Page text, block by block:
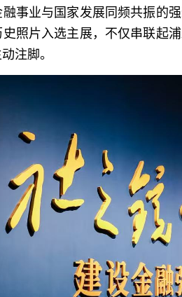
事业与国家发展同频共振的
照片入选主展，不仅串联起
注脚。